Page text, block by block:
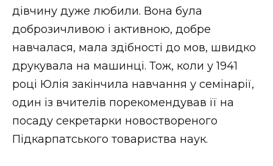
дівчину дуже любили. Вона була
доброзичливою і активною, добре
навчалася, мала здібності до мов, швидко
друкувала на машинці. Тож, коли у 1941
році Юлія закінчила навчання у семінарії,
один із вчителів порекомендував її на
посаду секретарки новоствореного
Підкарпатського товариства наук.